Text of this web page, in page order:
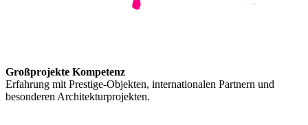
Großprojekte Kompetenz
Erfahrung mit Prestige-Objekten, internationalen Partnern und
besonderen Architekturprojekten.